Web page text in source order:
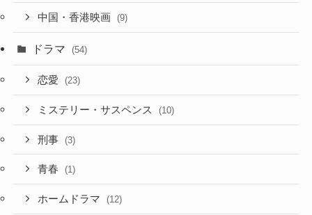
中国・香港映画 (9)
ドラマ (54)
恋愛 (23)
ミステリー・サスペンス (10)
刑事 (3)
青春 (1)
ホームドラマ (12)